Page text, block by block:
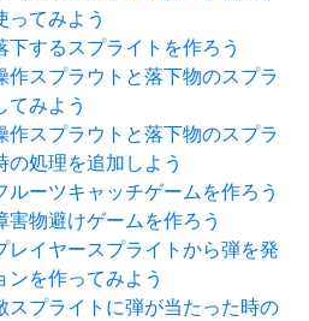
ってみよう
するスプライトを作ろう
作スプラウトと落下物のスプラ
てみよう
作スプラウトと落下物のスプラ
の処理を追加しよう
ーツキャッチゲームを作ろう
物避けゲームを作ろう
レイヤースプライトから弾を発
を作ってみよう
スプライトに弾が当たった時の